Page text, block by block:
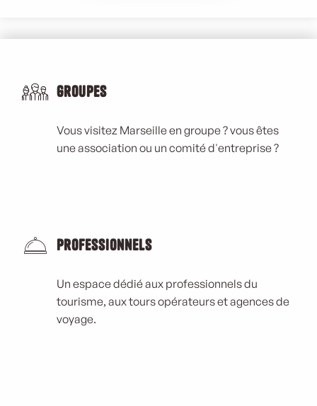
Groupes
Vous visitez Marseille en groupe ? vous êtes
une association ou un comité d'entreprise ?
Professionnels
Un espace dédié aux professionnels du
tourisme, aux tours opérateurs et agences de
voyage.